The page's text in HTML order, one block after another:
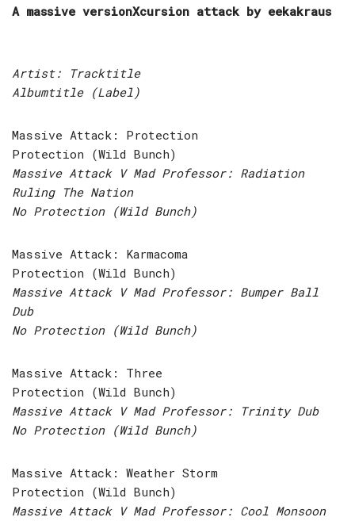
A massive versionXcursion attack by eekakraus
Artist: Tracktitle
Albumtitle (Label)
Massive Attack: Protection
Protection (Wild Bunch)
Massive Attack V Mad Professor: Radiation
Ruling The Nation
No Protection (Wild Bunch)
Massive Attack: Karmacoma
Protection (Wild Bunch)
Massive Attack V Mad Professor: Bumper Ball
Dub
No Protection (Wild Bunch)
Massive Attack: Three
Protection (Wild Bunch)
Massive Attack V Mad Professor: Trinity Dub
No Protection (Wild Bunch)
Massive Attack: Weather Storm
Protection (Wild Bunch)
Massive Attack V Mad Professor: Cool Monsoon